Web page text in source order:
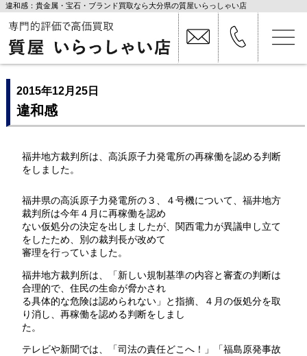
違和感：貴金属・宝石・ブランド買取なら大分県の質屋いらっしゃい店
2015年12月25日
違和感
福井地方裁判所は、高浜原子力発電所の再稼働を認める判断
をしました。
福井県の高浜原子力発電所の３、４号機について、福井地方
裁判所は今年４月に再稼働を認め
ない仮処分の決定を出しましたが、関西電力が異議申し立て
をしたため、別の裁判長が改めて
審理を行っていました。
福井地方裁判所は、「新しい規制基準の内容と審査の判断は
合理的で、住民の生命が脅かされ
る具体的な危険は認められない」と指摘、４月の仮処分を取
り消し、再稼働を認める判断をしまし
た。
テレビや新聞では、「司法の責任どこへ！」「福島原発事故